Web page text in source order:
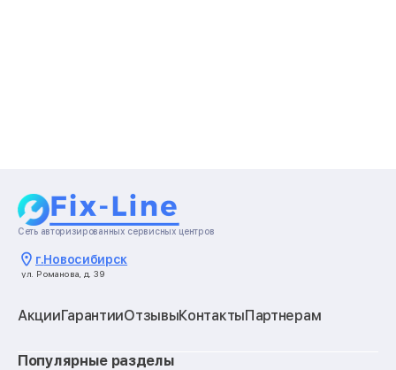
Сеть авторизированных сервисных центров
г.Новосибирск
ул. Романова, д. 39
АкцииГарантииОтзывыКонтактыПартнерам
Популярные разделы